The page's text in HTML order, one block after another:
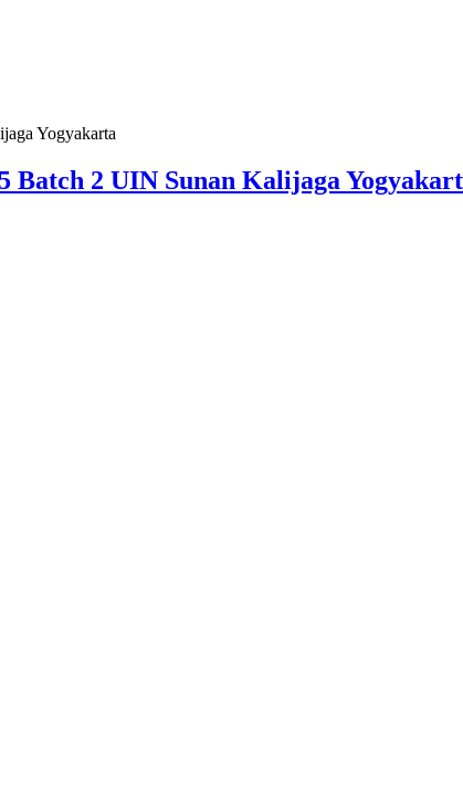
2 UIN Sunan Kalijaga